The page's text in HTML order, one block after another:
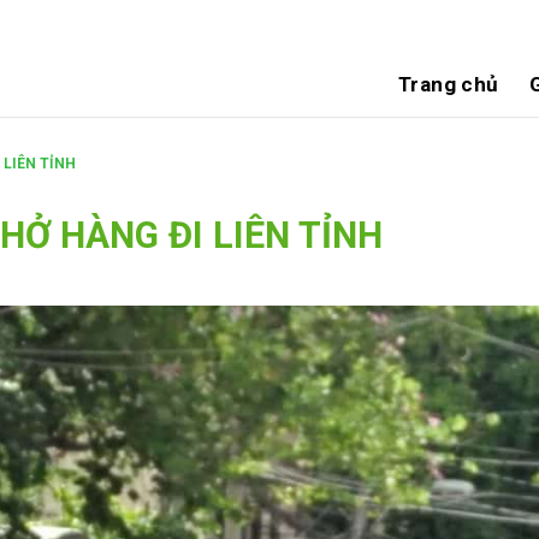
Trang chủ
LIÊN TỈNH
HÀNG ĐI LIÊN TỈNH